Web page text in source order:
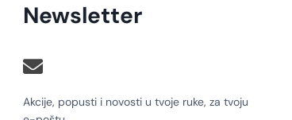
Newsletter
Akcije, popusti i novosti u tvoje ruke, za tvoju